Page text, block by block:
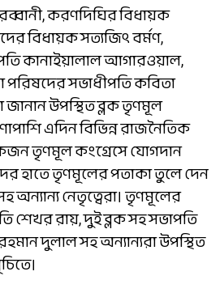
করণদিঘির বিধায়ক
বিধায়ক সত্যজিৎ বর্মণ,
কানাইয়ালাল আগারওয়াল,
সভাধীপতি কবিতা
জানান উপস্থিত ব্লক তৃণমূল
এদিন বিভিন্ন রাজনৈতিক
তৃণমূল কংগ্রেসে যোগদান
হাতে তৃণমূলের পতাকা তুলে দেন
অন্যান্য নেতৃত্বেরা। তৃণমূলের
শেখর রায়, দুই ব্লক সহ সভাপতি
দুলাল সহ অন্যান্যরা উপস্থিত